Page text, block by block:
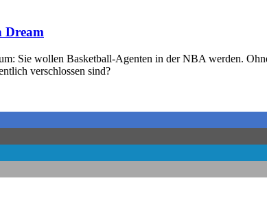
Dream
Sie wollen Basketball-Agenten in der NBA werden.
verschlossen sind?